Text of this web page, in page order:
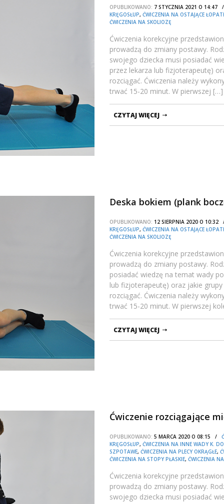
OPUBLIKOWANO: 7 STYCZNIA 2021 O 14:47
KRĘGOSŁUP, ĆWICZENIA NA OSTAJĄCE
ĆWICZENIA NA SKOLIOZĘ
Ćwiczenia korekcyjne
prowadzą do zmiany postawy.
swojego dziecka musi posiadać
przez lekarza lub fizjoterapeutę)
rozciągać. Ćwiczenia należy
trwać 15-20 minut. W pierwszej […]
CZYTAJ WIĘCEJ
Deska bokiem (plank
OPUBLIKOWANO: 12 SIERPNIA 2020 O 10:32
KRĘGOSŁUP, ĆWICZENIA NA OSTAJĄCE
ĆWICZENIA NA SKOLIOZĘ
Ćwiczenia korekcyjne
prowadzą do zmiany postawy.
posiadać wiedzę na temat wady
lub fizjoterapeutę) oraz jakie
rozciągać. Ćwiczenia należy
trwać 15-20 minut. W pierwszej
CZYTAJ WIĘCEJ
Ćwiczenie rozciągające
OPUBLIKOWANO: 5 MARCA 2020 O 08:15 /
KRĘGOSŁUP, ĆWICZENIA NA INNE WADY K.
SZPOTAWE, ĆWICZENIA NA PLECY OKRĄGŁE,
ĆWICZENIA NA STOPY PŁASKIE, ĆWICZENIA
Ćwiczenia korekcyjne
prowadzą do zmiany postawy.
swojego dziecka musi posiadać